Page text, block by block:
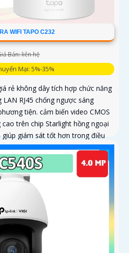
WIFI TAPO C232
Bán: liên hệ
Mại: 5%-35%
rẻ không dây tích hợp chức năng
RJ45 chống ngược sáng
tiện. cảm biến video CMOS
trên chip Starlight hồng ngoại
giúp giám sát tốt hơn trong điều